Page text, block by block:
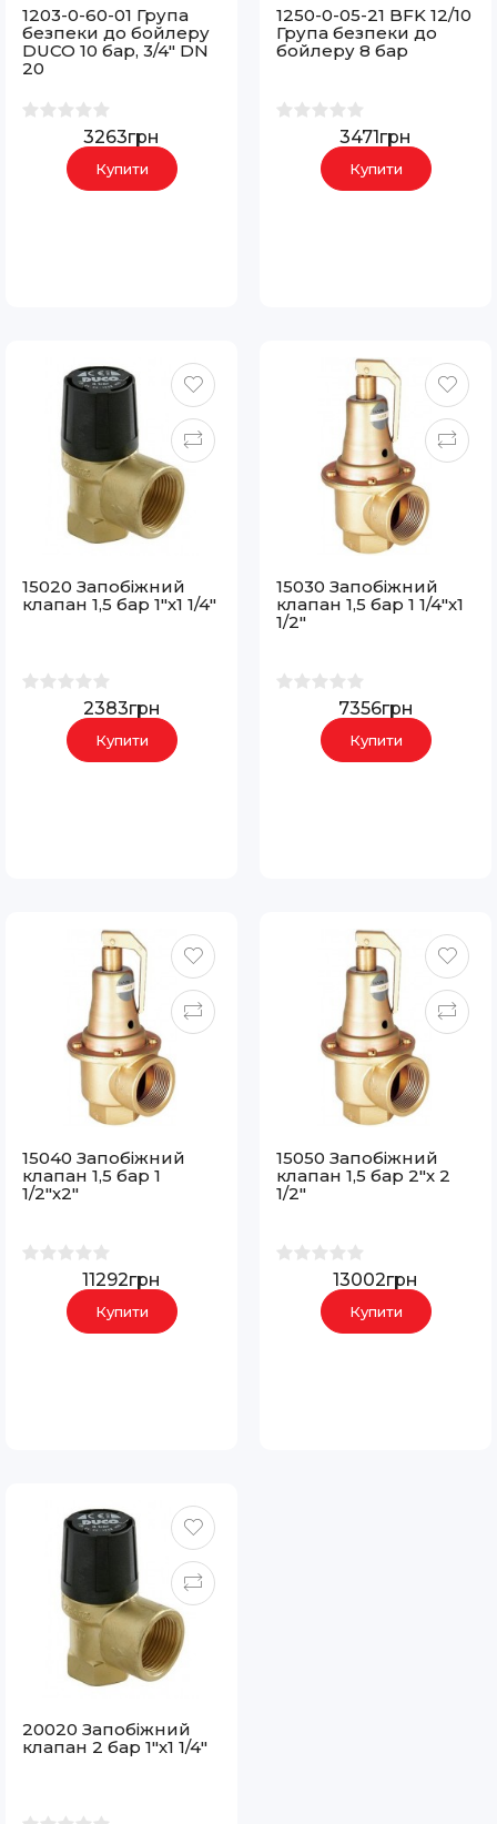
1203-0-60-01 Група
безпеки до бойлеру
DUCO 10 бар, 3/4" DN
20
3263грн
Купити
1250-0-05-21 BFK 12/10
Група безпеки до
бойлеру 8 бар
3471грн
Купити
15020 Запобіжний
клапан 1,5 бар 1"х1 1/4"
2383грн
Купити
15030 Запобіжний
клапан 1,5 бар 1 1/4"х1
1/2"
7356грн
Купити
15040 Запобіжний
клапан 1,5 бар 1
1/2"х2"
11292грн
Купити
15050 Запобіжний
клапан 1,5 бар 2"х 2
1/2"
13002грн
Купити
20020 Запобіжний
клапан 2 бар 1"х1 1/4"